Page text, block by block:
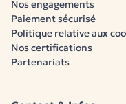
Les avantages du
Confort et
des bébés
Nos engagements
Paiement sécurisé
Politique relative aux
Nos certifications
Partenariats